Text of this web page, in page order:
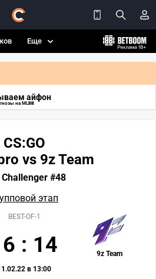
Еще
айфон
на MLBB
CS:GO
vs 9z Team
Challenger #48
этап
9z Team
BEST-OF-1
: 14
в 13:00